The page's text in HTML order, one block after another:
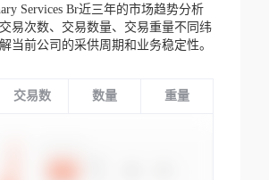
Services Br近三年的市场趋势分析
易次数、交易数量、交易重量不同纬
当前公司的采供周期和业务稳定性。
交易数 数量 重量